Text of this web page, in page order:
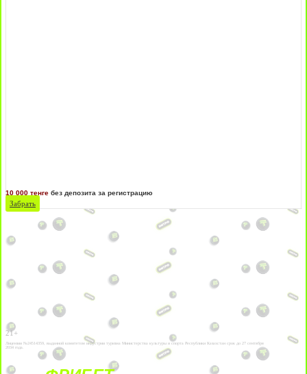
10 000 тенге без депозита за регистрацию
Забрать
21+
Лицензии №24514359, выданной комитетом индустрии туризма Министерства культуры и спорта Республики Казахстан срок до 27 сентября
2034 года.